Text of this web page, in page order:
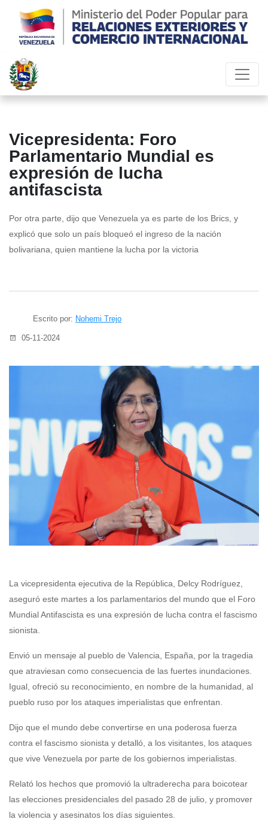
Vicepresidenta: Foro
Parlamentario Mundial es
expresión de lucha
antifascista
Por otra parte, dijo que Venezuela ya es parte de los Brics, y
explicó que solo un país bloqueó el ingreso de la nación
bolivariana, quien mantiene la lucha por la victoria
Escrito por: Nohemi Trejo
05-11-2024
La vicepresidenta ejecutiva de la República, Delcy Rodríguez,
aseguró este martes a los parlamentarios del mundo que el Foro
Mundial Antifascista es una expresión de lucha contra el fascismo
sionista.
Envió un mensaje al pueblo de Valencia, España, por la tragedia
que atraviesan como consecuencia de las fuertes inundaciones.
Igual, ofreció su reconocimiento, en nombre de la humanidad, al
pueblo ruso por los ataques imperialistas que enfrentan.
Dijo que el mundo debe convertirse en una poderosa fuerza
contra el fascismo sionista y detalló, a los visitantes, los ataques
que vive Venezuela por parte de los gobiernos imperialistas.
Relató los hechos que promovió la ultraderecha para boicotear
las elecciones presidenciales del pasado 28 de julio, y promover
la violencia y asesinatos los días siguientes.